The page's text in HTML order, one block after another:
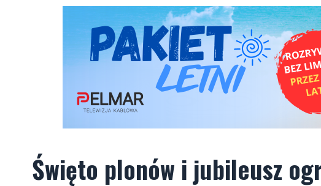
Święto plonów i jubileusz